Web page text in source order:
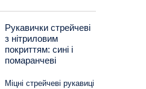
Рукавички стрейчеві
з нітриловим
покриттям: сині і
помаранчеві
Міцні стрейчеві рукавиці